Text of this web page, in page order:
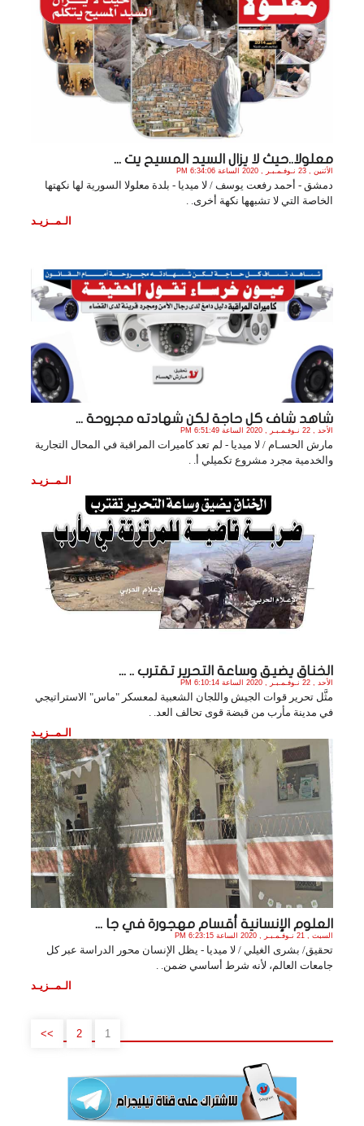
معلولا..حيث لا يزال السيد المسيح يت ...
الأثنين , 23 نـوفـمـبـر , 2020 الساعة 6:34:06 PM
دمشق - أحمد رفعت يوسف / لا ميديا - بلدة معلولا السورية لها نكهتها
الخاصة التي لا تشبهها نكهة أخرى. .
الـمــزيـد
شاهد شاف كل حاجة لكن شهادته مجروحة ...
الأحد , 22 نـوفـمـبـر , 2020 الساعة 6:51:49 PM
مارش الحسـام / لا ميديا - لم تعد كاميرات المراقبة في المحال التجارية
والخدمية مجرد مشروع تكميلي أ. .
الـمــزيـد
الخناق يضيق وساعة التحرير تقترب .. ...
الأحد , 22 نـوفـمـبـر , 2020 الساعة 6:10:14 PM
مثَّل تحرير قوات الجيش واللجان الشعبية لمعسكر "ماس" الاستراتيجي
في مدينة مأرب من قبضة قوى تحالف العد. .
الـمــزيـد
العلوم الإنسانية أقسام مهجورة في جا ...
السبت , 21 نـوفـمـبـر , 2020 الساعة 6:23:15 PM
تحقيق/ بشرى الغيلي / لا ميديا - يظل الإنسان محور الدراسة عبر كل
جامعات العالم، لأنه شرط أساسي ضمن. .
الـمــزيـد
1
2
>>